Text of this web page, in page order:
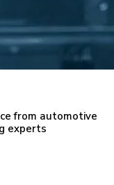
from automotive
experts